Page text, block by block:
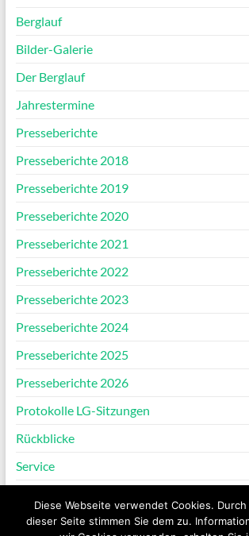
Berglauf
Bilder-Galerie
Der Berglauf
Jahrestermine
Presseberichte
Presseberichte 2018
Presseberichte 2019
Presseberichte 2020
Presseberichte 2021
Presseberichte 2022
Presseberichte 2023
Presseberichte 2024
Presseberichte 2025
Presseberichte 2026
Protokolle LG-Sitzungen
Rückblicke
Service
Diese Webseite verwendet Cookies.
dieser Seite stimmen Sie dem zu.